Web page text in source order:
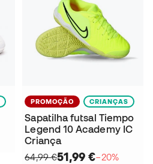
PROMOÇÃO CRIANÇAS
Sapatilha futsal Tiempo
Legend 10 Academy IC
Criança
64,99 €51,99 €−20%